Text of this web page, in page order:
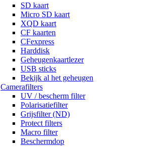
SD kaart
Micro SD kaart
XQD kaart
CF kaarten
CFexpress
Harddisk
Geheugenkaartlezer
USB sticks
Bekijk al het geheugen
Camerafilters
UV / bescherm filter
Polarisatiefilter
Grijsfilter (ND)
Protect filters
Macro filter
Beschermdop